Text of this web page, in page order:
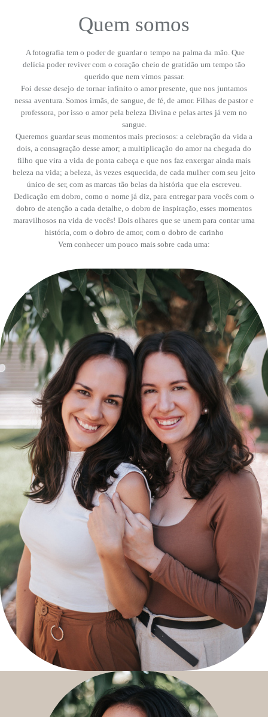
Quem somos
A fotografia tem o poder de guardar o tempo na palma da mão. Que
delícia poder reviver com o coração cheio de gratidão um tempo tão
querido que nem vimos passar.
Foi desse desejo de tornar infinito o amor presente, que nos juntamos
nessa aventura. Somos irmãs, de sangue, de fé, de amor. Filhas de pastor e
professora, por isso o amor pela beleza Divina e pelas artes já vem no
sangue.
Queremos guardar seus momentos mais preciosos: a celebração da vida a
dois, a consagração desse amor; a multiplicação do amor na chegada do
filho que vira a vida de ponta cabeça e que nos faz enxergar ainda mais
beleza na vida; a beleza, às vezes esquecida, de cada mulher com seu jeito
único de ser, com as marcas tão belas da história que ela escreveu.
Dedicação em dobro, como o nome já diz, para entregar para vocês com o
dobro de atenção a cada detalhe, o dobro de inspiração, esses momentos
maravilhosos na vida de vocês! Dois olhares que se unem para contar uma
história, com o dobro de amor, com o dobro de carinho
Vem conhecer um pouco mais sobre cada uma: